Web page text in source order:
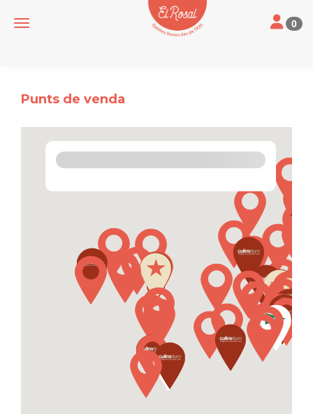
Toggle navigation Toggle
0
Punts de venda